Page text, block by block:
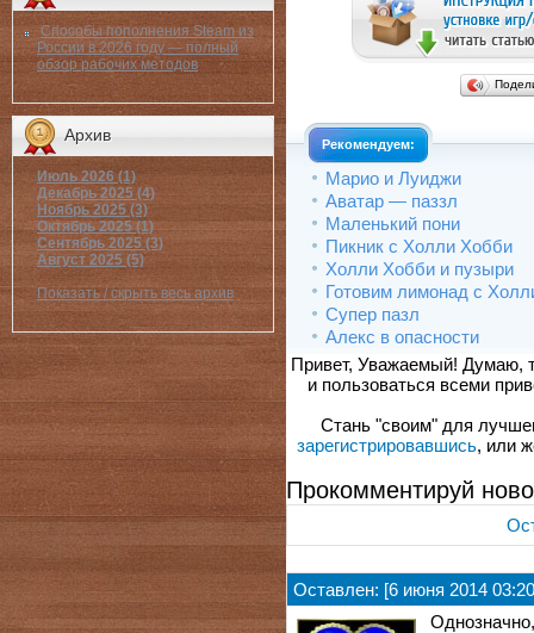
Способы пополнения Steam из
России в 2026 году — полный
обзор рабочих методов
Архив
Июль 2026 (1)
Декабрь 2025 (4)
Ноябрь 2025 (3)
Октябрь 2025 (1)
Сентябрь 2025 (3)
Август 2025 (5)
Показать / скрыть весь архив
Рекомендуем:
Марио и Луиджи
Аватар — паззл
Маленький пони
Пикник с Холли Хобби
Холли Хобби и пузыри
Готовим лимонад с
Супер пазл
Алекс в опасности
Привет, Уважаемый! Думаю,
и пользоваться всеми
Стань "своим" для
зарегистрировавшись, или
Прокомментируй
Оставлен: [6 июня 2014